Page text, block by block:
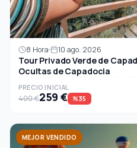
8 Hora 10 ago. 2026
Tour Privado Verde de
Ocultas de Capadocia
PRECIO INICIAL
400 €259 € %35
MEJOR VENDIDO